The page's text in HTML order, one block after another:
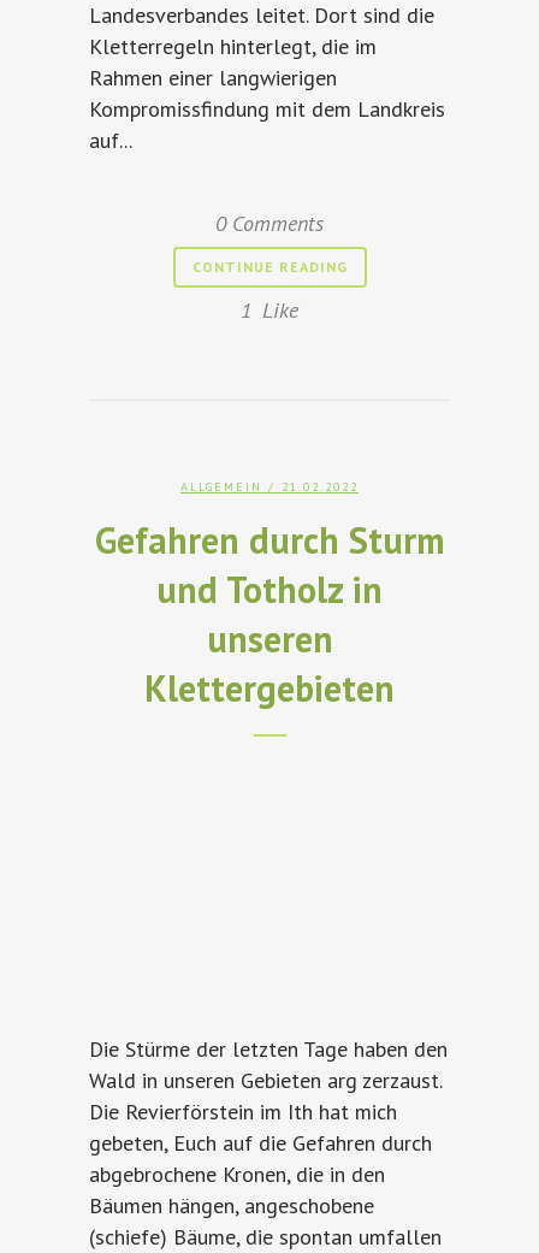
Landesverbandes leitet. Dort sind die
Kletterregeln hinterlegt, die im
Rahmen einer langwierigen
Kompromissfindung mit dem Landkreis
auf...
0 Comments
CONTINUE READING
1 Like
ALLGEMEIN / 21.02.2022
Gefahren durch Sturm
und Totholz in
unseren
Klettergebieten
Die Stürme der letzten Tage haben den
Wald in unseren Gebieten arg zerzaust.
Die Revierförstein im Ith hat mich
gebeten, Euch auf die Gefahren durch
abgebrochene Kronen, die in den
Bäumen hängen, angeschobene
(schiefe) Bäume, die spontan umfallen